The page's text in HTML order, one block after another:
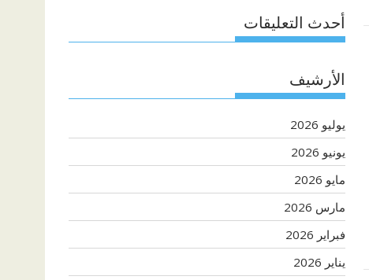
أحدث التعليقات
الأرشيف
يوليو 2026
يونيو 2026
مايو 2026
مارس 2026
فبراير 2026
يناير 2026